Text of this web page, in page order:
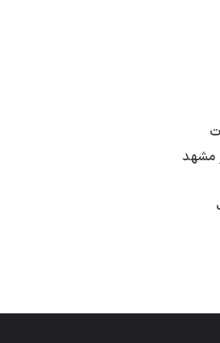
مشهد